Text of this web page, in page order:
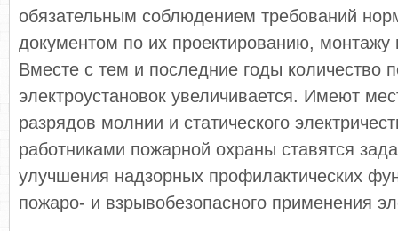
обязательным соблюдением требований
документом по их проектированию, монтажу
Вместе с тем и последние годы количество
электроустановок увеличивается. Имеют
разрядов молнии и статического
работниками пожарной охраны ставятся
улучшения надзорных профилактических
пожаро- и взрывобезопасного применения